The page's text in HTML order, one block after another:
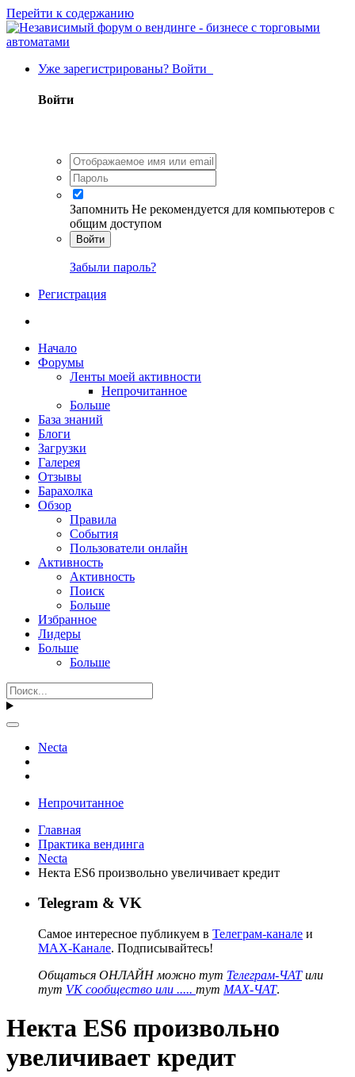
Перейти к содержанию
Уже зарегистрированы? Войти
Войти
Запомнить Не рекомендуется для компьютеров с
общим доступом
Войти
Забыли пароль?
Регистрация
Начало
Форумы
Ленты моей активности
Непрочитанное
Больше
База знаний
Блоги
Загрузки
Галерея
Отзывы
Барахолка
Обзор
Правила
События
Пользователи онлайн
Активность
Активность
Поиск
Больше
Избранное
Лидеры
Больше
Больше
Necta
Непрочитанное
Главная
Практика вендинга
Necta
Некта ES6 произвольно увеличивает кредит
Telegram & VK
Самое интересное публикуем в Телеграм-канале и
MAX-Канале. Подписывайтесь!
Общаться ОНЛАЙН можно тут Телеграм-ЧАТили
тут VK сообщество или ..... тут MAX-ЧАТ.
Некта ES6 произвольно
увеличивает кредит